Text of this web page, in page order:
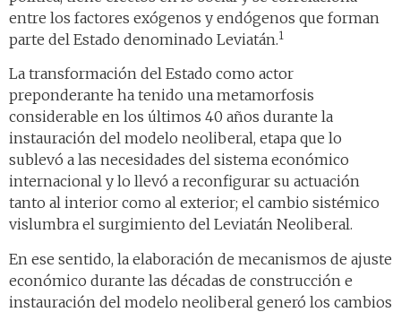
entre los factores exógenos y endógenos que forman
parte del Estado denominado Leviatán.1
La transformación del Estado como actor
preponderante ha tenido una metamorfosis
considerable en los últimos 40 años durante la
instauración del modelo neoliberal, etapa que lo
sublevó a las necesidades del sistema económico
internacional y lo llevó a reconfigurar su actuación
tanto al interior como al exterior; el cambio sistémico
vislumbra el surgimiento del Leviatán Neoliberal.
En ese sentido, la elaboración de mecanismos de ajuste
económico durante las décadas de construcción e
instauración del modelo neoliberal generó los cambios